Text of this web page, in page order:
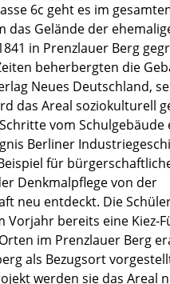
6c geht es im
das Gelände der
in Prenzlauer Berg
beherbergten die
Neues Deutschland,
das Areal soziokulturell
vom
Berliner
für
Denkmalpflege von der
neu entdeckt. Die
Vorjahr bereits eine Kiez-
im Prenzlauer Berg
als Bezugsort
werden sie das Areal